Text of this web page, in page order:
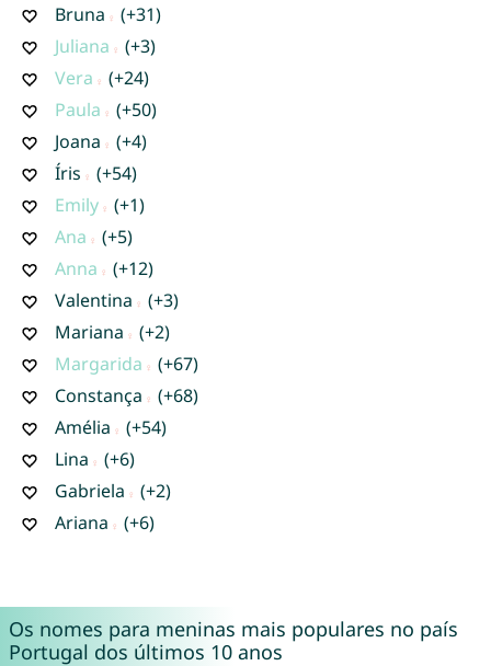
Bruna
(+31)
Juliana
(+3)
Vera
(+24)
Paula
(+50)
Joana
(+4)
Íris
(+54)
Emily
(+1)
Ana
(+5)
Anna
(+12)
Valentina
(+3)
Mariana
(+2)
Margarida
(+67)
Constança
(+68)
Amélia
(+54)
Lina
(+6)
Gabriela
(+2)
Ariana
(+6)
Os nomes para meninas mais populares no país
Portugal dos últimos 10 anos